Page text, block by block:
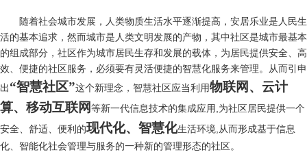
随着社会城市发展，人类物质生活水平逐渐提高，安居乐业是人民生
活的基本追求，然而城市是人类文明发展的产物， 其中社区是城市最基本
的组成部分，社区作为城市居民生存和发展的载体，为居民提供安全、高
效、便捷的社区服务，必须要有灵活便捷的智慧化服务来管理。从而引申
出 “智慧社区”这个新理念，智慧社区应当利用物联网、云计
算、移动互联网 等新一代信息技术的集成应用 为社区居民提供一个
安全、舒适、便利的现代化、智慧化生活环境 从而形成基于信息
化、智能化社会管理与服务的一种新的管理形态的社区。